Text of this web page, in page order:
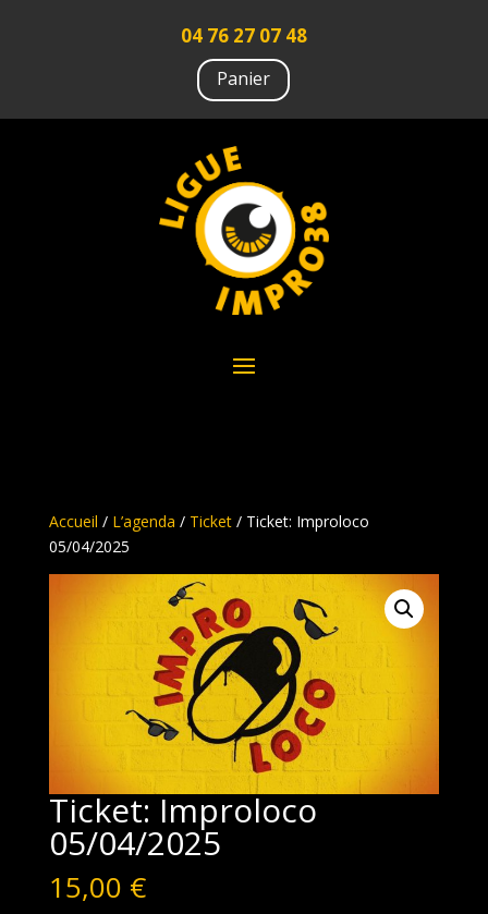
04 76 27 07 48
Panier
Accueil / L’agenda / Ticket/ Ticket: Improloco
05/04/2025
Ticket: Improloco
05/04/2025
15,00 €